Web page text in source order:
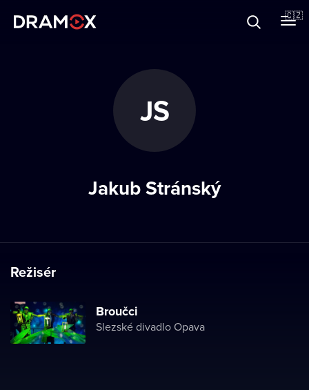
🇨🇿
JS
Jakub Stránský
Režisér
Broučci
Slezské divadlo Opava